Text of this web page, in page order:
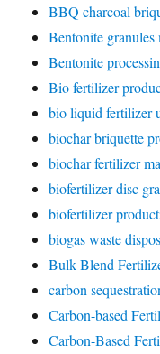
BBQ charcoal
Bentonite granules
Bentonite
Bio fertilizer
bio liquid fertilizer
biochar briquette
biochar fertilizer
biofertilizer disc
biofertilizer
biogas waste
Bulk Blend
carbon
Carbon-based
Carbon-Based